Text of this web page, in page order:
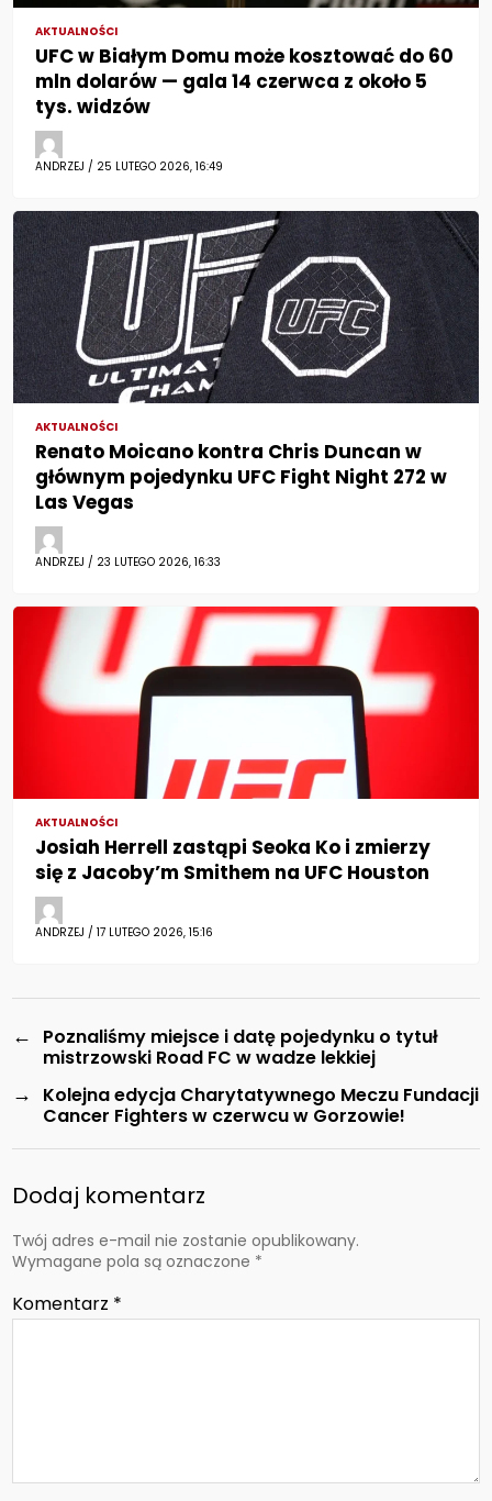
AKTUALNOŚCI
UFC w Białym Domu może kosztować do 60
mln dolarów — gala 14 czerwca z około 5
tys. widzów
ANDRZEJ / 25 LUTEGO 2026, 16:49
AKTUALNOŚCI
Renato Moicano kontra Chris Duncan w
głównym pojedynku UFC Fight Night 272 w
Las Vegas
ANDRZEJ / 23 LUTEGO 2026, 16:33
AKTUALNOŚCI
Josiah Herrell zastąpi Seoka Ko i zmierzy
się z Jacoby’m Smithem na UFC Houston
ANDRZEJ / 17 LUTEGO 2026, 15:16
←
Poznaliśmy miejsce i datę pojedynku o tytuł
mistrzowski Road FC w wadze lekkiej
→
Kolejna edycja Charytatywnego Meczu Fundacji
Cancer Fighters w czerwcu w Gorzowie!
Dodaj komentarz
Twój adres e-mail nie zostanie opublikowany.
Wymagane pola są oznaczone *
Komentarz *